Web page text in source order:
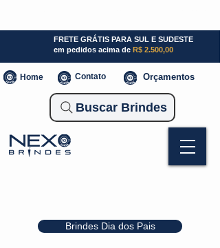
Brindes Dia dos Pais
FRETE GRÁTIS PARA SUL E SUDESTE
em pedidos acima de R$ 2.500,00
Home Contato Orçamentos
Buscar Brindes